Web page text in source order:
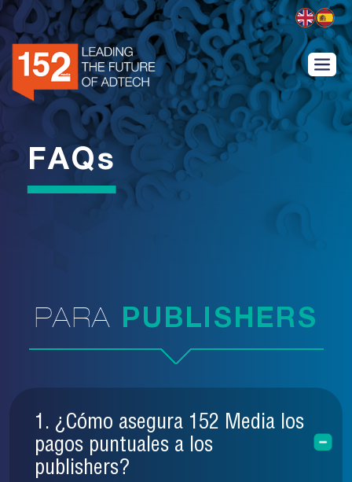
FAQs
PARA PUBLISHERS
1. ¿Cómo asegura 152 Media los
pagos puntuales a los
publishers?